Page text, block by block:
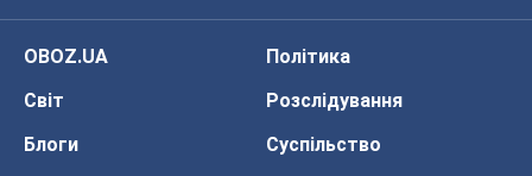
OBOZ.UA
Політика
Світ
Розслідування
Блоги
Суспільство